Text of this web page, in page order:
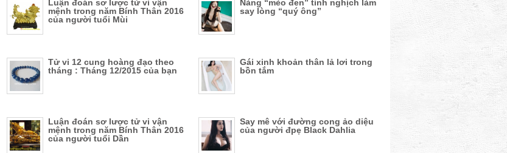
Luận đoán sơ lược tử vi vận
mệnh trong năm Bính Thân 2016
của người tuổi Mùi
Tử vi 12 cung hoàng đạo theo
tháng : Tháng 12/2015 của bạn
Luận đoán sơ lược tử vi vận
mệnh trong năm Bính Thân 2016
của người tuổi Dần
Nàng “mèo đen” tinh nghịch làm
say lòng “quý ông”
Gái xinh khoản thân lả lơi trong
bồn tắm
Say mê với đường cong ảo diệu
của người đpẹ Black Dahlia